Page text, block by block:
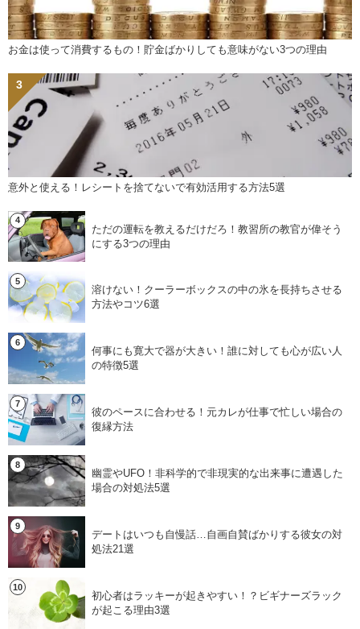
お金は使って消費するもの！貯金ばかりしても意味がない3つの理由
意外と使える！レシートを捨てないで有効活用する方法5選
ただの運転を教えるだけだろ！教習所の教官が偉そう
にする3つの理由
溶けない！クーラーボックスの中の氷を長持ちさせる
方法やコツ6選
何事にも寛大で器が大きい！誰に対しても心が広い人
の特徴5選
彼のペースに合わせる！元カレが仕事で忙しい場合の
復縁方法
幽霊やUFO！非科学的で非現実的な出来事に遭遇した
場合の対処法5選
デートはいつも自慢話…自画自賛ばかりする彼女の対
処法21選
初心者はラッキーが起きやすい！？ビギナーズラック
が起こる理由3選